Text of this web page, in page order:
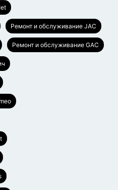
Ремонт и обслуживание JAC
Ремонт и обслуживание GAC